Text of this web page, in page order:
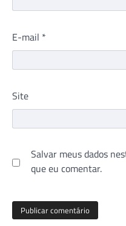
E-mail *
Site
Salvar meus dados
que eu comentar.